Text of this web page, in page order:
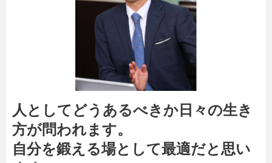
人としてどうあるべきか日々の生き
方が問われます。
自分を鍛える場として最適だと思い